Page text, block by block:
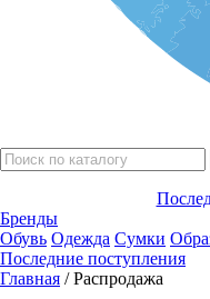
Бренды
Обувь Одежда Сумки
Последние поступления
Главная / Распродажа